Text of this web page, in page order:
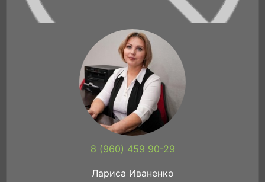
8 (960) 459 90-29
Лариса Иваненко